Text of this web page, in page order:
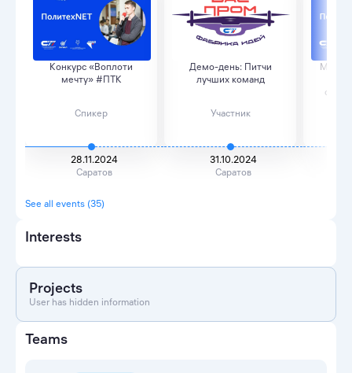
Конкурс «Воплоти
мечту» #ПТК
Спикер
28.11.2024
Саратов
Демо-день: Питчи
лучших команд
Участник
31.10.2024
Саратов
See all events (35)
Interests
Projects
User has hidden information
Teams